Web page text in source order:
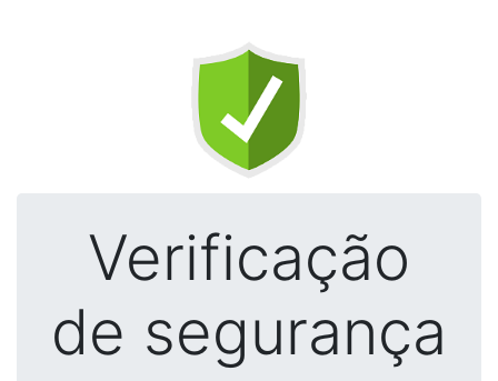
Verificação
de segurança